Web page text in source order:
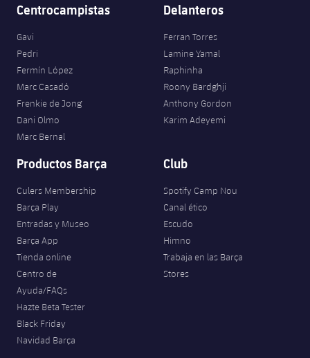
Centrocampistas
Gavi
Pedri
Fermín López
Marc Casadó
Frenkie de Jong
Dani Olmo
Marc Bernal
Delanteros
Ferran Torres
Lamine Yamal
Raphinha
Roony Bardghji
Anthony Gordon
Karim Adeyemi
Productos Barça
Culers Membership
Barça Play
Entradas y Museo
Barça App
Tienda online
Centro de
Ayuda/FAQs
Hazte Beta Tester
Black Friday
Navidad Barça
Club
Spotify Camp Nou
Canal ético
Escudo
Himno
Trabaja en las Barça
Stores